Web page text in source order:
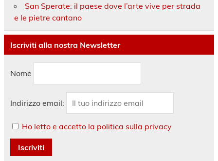
San Sperate: il paese dove l’arte vive per strada
e le pietre cantano
Iscriviti alla nostra Newsletter
Nome
Indirizzo email:
Ho letto e accetto la politica sulla privacy